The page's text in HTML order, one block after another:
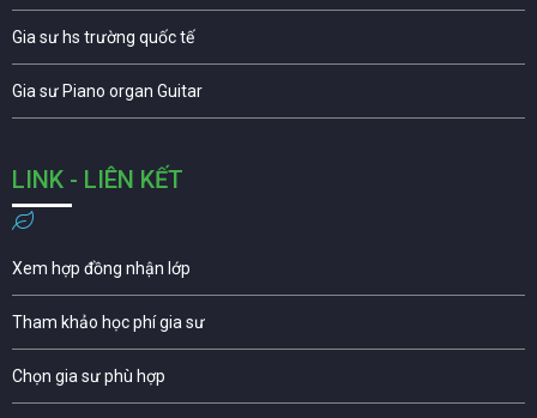
Gia sư hs trường quốc tế
Gia sư Piano organ Guitar
LINK - LIÊN KẾT
Xem hợp đồng nhận lớp
Tham khảo học phí gia sư
Chọn gia sư phù hợp